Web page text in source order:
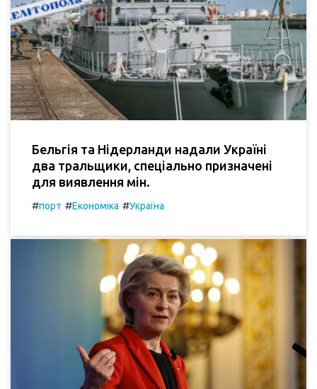
Бельгія та Нідерланди надали Україні
два тральщики, спеціально призначені
для виявлення мін.
#порт #Економіка #Україна